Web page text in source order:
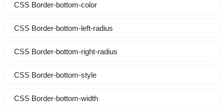
CSS Border-bottom-color
CSS Border-bottom-left-radius
CSS Border-bottom-right-radius
CSS Border-bottom-style
CSS Border-bottom-width